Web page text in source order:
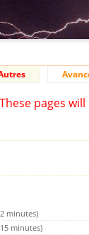
pages
minutes)
minutes)